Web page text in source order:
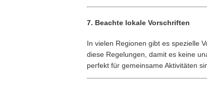
7. Beachte lokale Vorschriften
In vielen Regionen gibt es spezielle
diese Regelungen, damit es keine
perfekt für gemeinsame Aktivitäten